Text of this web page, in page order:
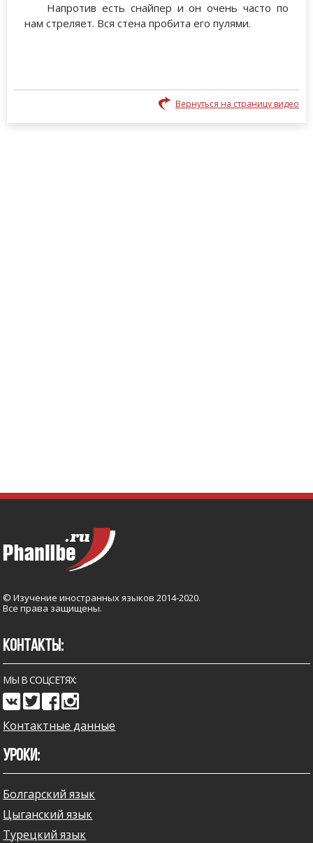
Напротив есть снайпер и он очень часто по
нам стреляет. Вся стена пробита его пулями.
Вернуться на страницу видео
© Изучение иностранных языков 2014-2020.
Все права защищены.
УРОКИ:
Болгарский язык
Цыганский язык
Турецкий язык
КОНТАКТЫ:
МЫ В СОЦСЕТЯХ:
Контактные данные